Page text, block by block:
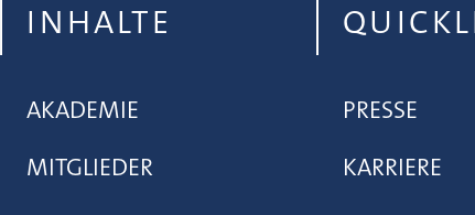
INHALTE
AKADEMIE
MITGLIEDER
PRESSE
KARRIERE